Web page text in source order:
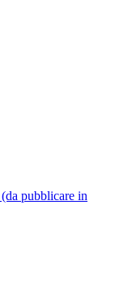
pubblicare in